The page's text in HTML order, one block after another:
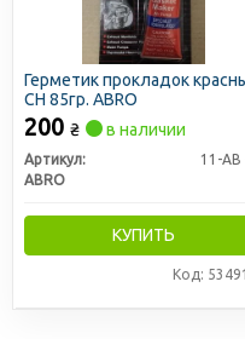
повседневного
Герметик прокладок
CH 85гр. ABRO
200 ₴ в наличии
Артикул:
11-AB
ABRO
КУПИТЬ
Код: